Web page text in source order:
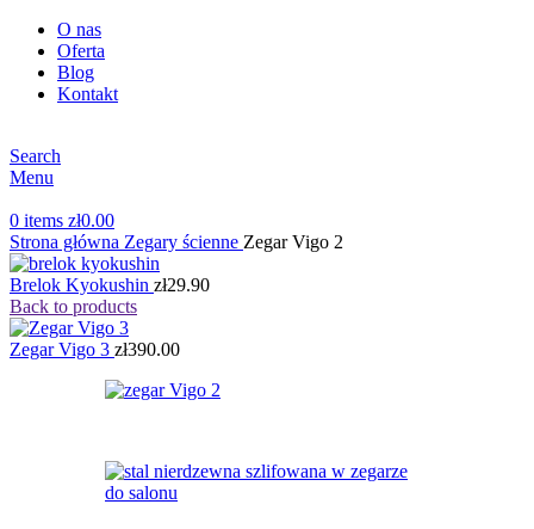
O nas
Oferta
Blog
Kontakt
Search
Menu
0 items zł0.00
Strona główna Zegary ścienne Zegar Vigo 2
Brelok Kyokushin zł29.90
Back to products
Zegar Vigo 3 zł390.00